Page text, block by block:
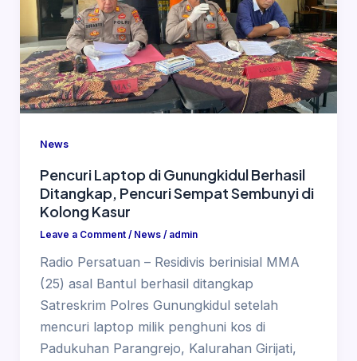
News
Pencuri Laptop di Gunungkidul Berhasil
Ditangkap, Pencuri Sempat Sembunyi di
Kolong Kasur
Leave a Comment / News/ admin
Radio Persatuan – Residivis berinisial MMA
(25) asal Bantul berhasil ditangkap
Satreskrim Polres Gunungkidul setelah
mencuri laptop milik penghuni kos di
Padukuhan Parangrejo, Kalurahan Girijati,